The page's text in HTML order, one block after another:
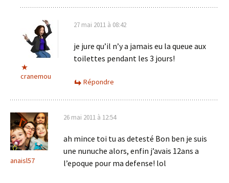
cranemou
27 mai 2011 à 08:42
je jure qu’il n’y a jamais eu la queue aux
toilettes pendant les 3 jours!
Répondre
anaisl57
26 mai 2011 à 12:54
ah mince toi tu as detesté Bon ben je suis
une nunuche alors, enfin j’avais 12ans a
l’epoque pour ma defense! lol